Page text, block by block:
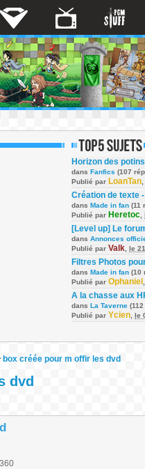
Horizon des potins
dans Fanfics (107
Publié par LoanTan
Création de texte
dans Made in fan (11
Publié par Heretoc
[Level up] Le
dans Annonces
Publié par Valk le
Filtres Photos
dans Made in fan (10
Publié par Ophaniel
A la chasse aux
dans La Taverne
Publié par Ycien le
box créée pour m offir les dvd
dvd